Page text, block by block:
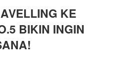
KE
BIKIN INGIN